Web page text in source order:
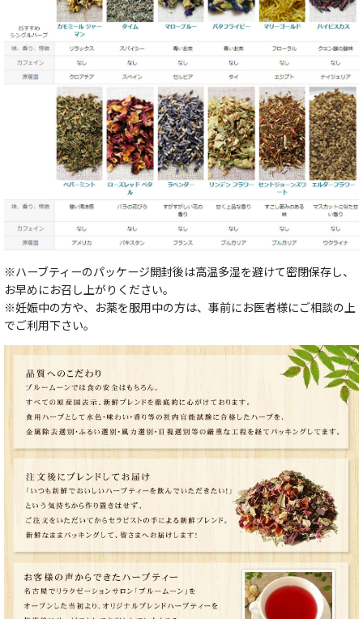
※ハーブティーのパッケージ開封後は高温多湿を避けて密閉保存し、
お早めにお召し上がりください。
※妊娠中の方や、お薬を服用中の方は、事前にお医者様にご相談の上
でご利用下さい。